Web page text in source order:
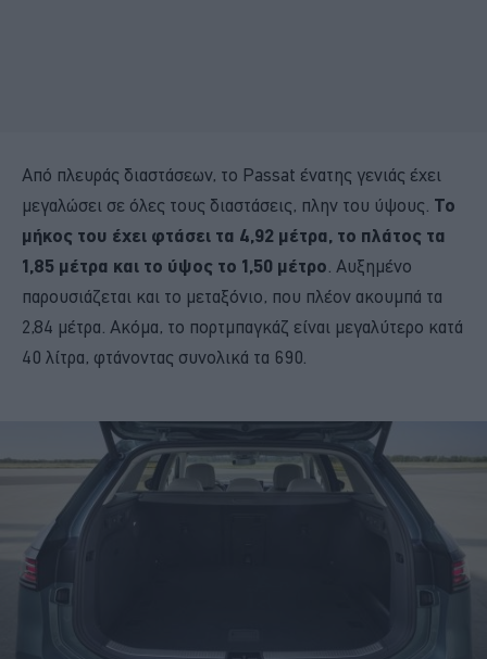
Από πλευράς διαστάσεων, το Passat ένατης γενιάς έχει
μεγαλώσει σε όλες τους διαστάσεις, πλην του ύψους. Το
μήκος του έχει φτάσει τα 4,92 μέτρα, το πλάτος τα
1,85 μέτρα και το ύψος το 1,50 μέτρο . Αυξημένο
παρουσιάζεται και το μεταξόνιο, που πλέον ακουμπά τα
2,84 μέτρα. Ακόμα, το πορτμπαγκάζ είναι μεγαλύτερο κατά
40 λίτρα, φτάνοντας συνολικά τα 690.